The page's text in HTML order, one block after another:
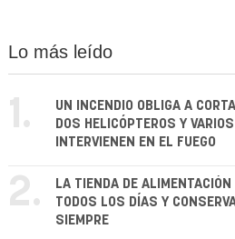
Lo más leído
1.
UN INCENDIO OBLIGA A
DOS HELICÓPTEROS Y
INTERVIENEN EN EL FUEGO
2.
LA TIENDA DE
TODOS LOS DÍAS Y
SIEMPRE